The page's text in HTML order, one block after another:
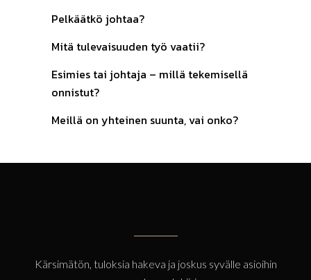
Pelkäätkö johtaa?
Mitä tulevaisuuden työ vaatii?
Esimies tai johtaja – millä tekemisellä
onnistut?
Meillä on yhteinen suunta, vai onko?
Kärsimätön, tuloksia hakeva ja joskus syvälle asioihin